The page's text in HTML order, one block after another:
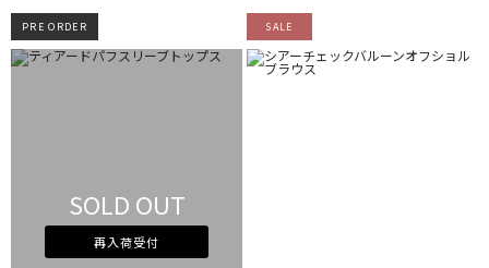
PRE ORDER
SOLD OUT
再入荷受付
SALE